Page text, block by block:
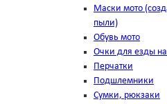
Маски мото
пыли)
Обувь мото
Очки для езды
Перчатки
Подшлемники
Сумки, рюкзаки